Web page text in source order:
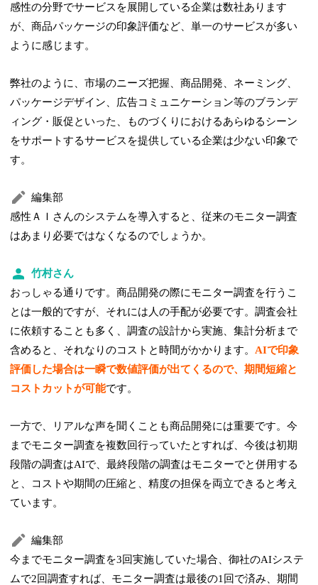
感性の分野でサービスを展開している企業は数社あります
が、商品パッケージの印象評価など、単一のサービスが多い
ように感じます。
弊社のように、市場のニーズ把握、商品開発、ネーミング、
パッケージデザイン、広告コミュニケーション等のブランデ
ィング・販促といった、ものづくりにおけるあらゆるシーン
をサポートするサービスを提供している企業は少ない印象で
す。
編集部
感性ＡＩさんのシステムを導入すると、従来のモニター調査
はあまり必要ではなくなるのでしょうか。
竹村さん
おっしゃる通りです。商品開発の際にモニター調査を行うこ
とは一般的ですが、それには人の手配が必要です。調査会社
に依頼することも多く、調査の設計から実施、集計分析まで
含めると、それなりのコストと時間がかかります。 AIで印象
評価した場合は一瞬で数値評価が出てくるので、期間短縮と
コストカットが可能です。
一方で、リアルな声を聞くことも商品開発には重要です。今
までモニター調査を複数回行っていたとすれば、今後は初期
段階の調査はAIで、最終段階の調査はモニターでと併用する
と、コストや期間の圧縮と、精度の担保を両立できると考え
ています。
編集部
今までモニター調査を3回実施していた場合、御社のAIシステ
ムで2回調査すれば、モニター調査は最後の1回で済み、期間